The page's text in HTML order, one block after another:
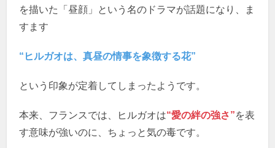
を描いた「昼顔」という名のドラマが話題になり、ま
すます
“ヒルガオは、真昼の情事を象徴する花”
という印象が定着してしまったようです。
本来、フランスでは、ヒルガオは“愛の絆の強さ”を表
す意味が強いのに、ちょっと気の毒です。